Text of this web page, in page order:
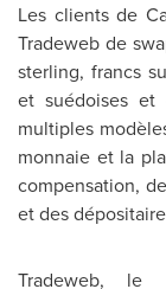
Les clients de
Tradeweb de
sterling, francs
et suédoises et
multiples
monnaie et la
compensation,
et des
Tradeweb, le